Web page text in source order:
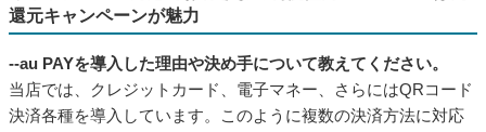
還元キャンペーンが魅力
--au PAYを導入した理由や決め手について教えてください。
当店では、クレジットカード、電子マネー、さらにはQRコード
決済各種を導入しています。このように複数の決済方法に対応